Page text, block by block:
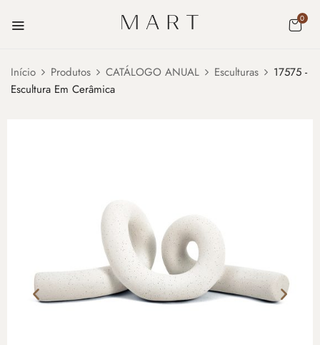
0
Início Produtos CATÁLOGO ANUAL Esculturas
17575 -
Escultura Em Cerâmica